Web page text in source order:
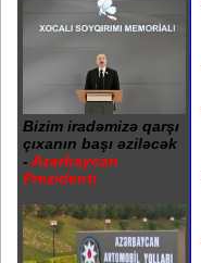
Bizim iradəmizə qarşı
çıxanın başı əziləcək
- Azərbaycan
Prezidenti